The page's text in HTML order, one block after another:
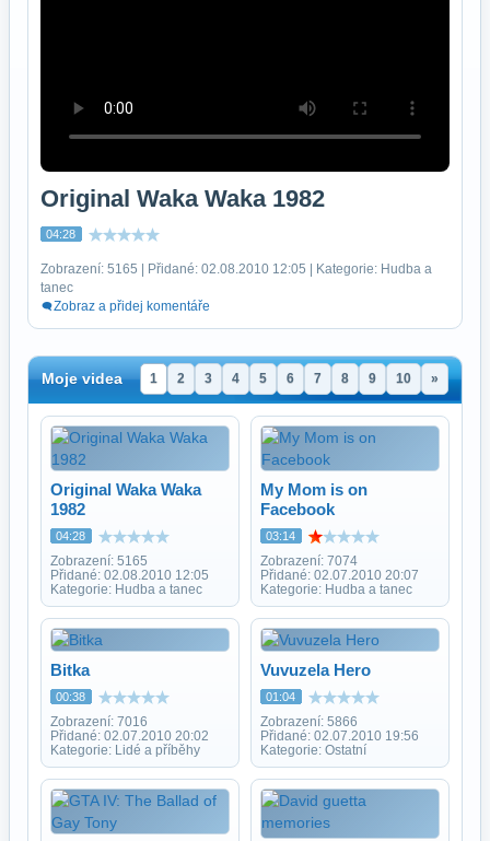
Original Waka Waka 1982
04:28
Zobrazení: 5165 | Přidané: 02.08.2010 12:05 | Kategorie: Hudba a
tanec
Zobraz a přidej komentáře
Moje videa 1 2 3 4 5 6 7 8 9 10 »
Original Waka Waka
1982
04:28
Zobrazení: 5165
Přidané: 02.08.2010 12:05
Kategorie: Hudba a tanec
My Mom is on
Facebook
03:14
Zobrazení: 7074
Přidané: 02.07.2010 20:07
Kategorie: Hudba a tanec
Bitka
00:38
Zobrazení: 7016
Přidané: 02.07.2010 20:02
Kategorie: Lidé a příběhy
Vuvuzela Hero
01:04
Zobrazení: 5866
Přidané: 02.07.2010 19:56
Kategorie: Ostatní